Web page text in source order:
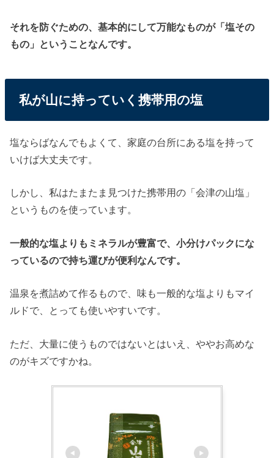
それを防ぐための、基本的にして万能なものが「塩その
もの」ということなんです。
私が山に持っていく携帯用の塩
塩ならばなんでもよくて、家庭の台所にある塩を持って
いけば大丈夫です。
しかし、私はたまたま見つけた携帯用の「会津の山塩」
というものを使っています。
一般的な塩よりもミネラルが豊富で、小分けパックにな
っているので持ち運びが便利なんです。
温泉を煮詰めて作るもので、味も一般的な塩よりもマイ
ルドで、とっても使いやすいです。
ただ、大量に使うものではないとはいえ、ややお高めな
のがキズですかね。